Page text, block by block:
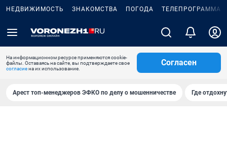
НЕДВИЖИМОСТЬ ЗНАКОМСТВА ПОГОДА ТЕЛЕПРОГРАММА
На информационном ресурсе применяются cookie-
файлы. Оставаясь на сайте, вы подтверждаете свое
согласиена их использование.
Согласен
Арест топ-менеджеров ЭФКО по делу о мошенничестве Где